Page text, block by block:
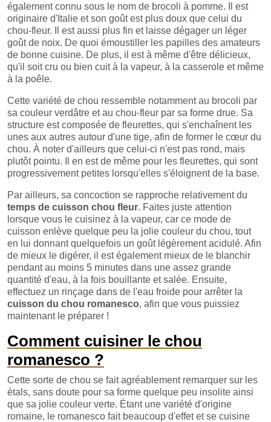
également connu sous le nom de brocoli à pomme. Il est
originaire d'Italie et son goût est plus doux que celui du
chou-fleur. Il est aussi plus fin et laisse dégager un léger
goût de noix. De quoi émoustiller les papilles des amateurs
de bonne cuisine. De plus, il est à même d'être délicieux,
qu'il soit cru ou bien cuit à la vapeur, à la casserole et même
à la poêle.
Cette variété de chou ressemble notamment au brocoli par
sa couleur verdâtre et au chou-fleur par sa forme drue. Sa
structure est composée de fleurettes, qui s'enchaînent les
unes aux autres autour d'une tige, afin de former le cœur du
chou. À noter d'ailleurs que celui-ci n'est pas rond, mais
plutôt pointu. Il en est de même pour les fleurettes, qui sont
progressivement petites lorsqu'elles s'éloignent de la base.
Par ailleurs, sa concoction se rapproche relativement du
temps de cuisson chou fleur. Faites juste attention
lorsque vous le cuisinez à la vapeur, car ce mode de
cuisson enlève quelque peu la jolie couleur du chou, tout
en lui donnant quelquefois un goût légèrement acidulé. Afin
de mieux le digérer, il est également mieux de le blanchir
pendant au moins 5 minutes dans une assez grande
quantité d'eau, à la fois bouillante et salée. Ensuite,
effectuez un rinçage dans de l'eau froide pour arrêter la
cuisson du chou romanesco, afin que vous puissiez
maintenant le préparer !
Comment cuisiner le chou
romanesco ?
Cette sorte de chou se fait agréablement remarquer sur les
étals, sans doute pour sa forme quelque peu insolite ainsi
que sa jolie couleur verte. Étant une variété d'origine
romaine, le romanesco fait beaucoup d'effet et se cuisine